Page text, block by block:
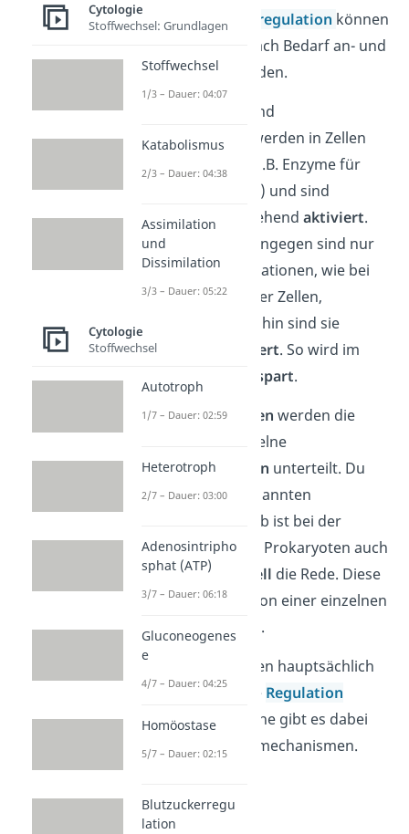
Innerhalb der Genregulation können
gewisse Gene je nach Bedarf an- und
ausgeschaltet werden.
Manche Enzyme und
Strukturproteine werden in Zellen
ständig benötigt (z.B. Enzyme für
den Glucoseabbau) und sind
deswegen durchgehendaktiviert.
Andere Proteine hingegen sind nur
in besonderen Situationen, wie bei
der Vermehrung der Zellen,
erforderlich. Bis dahin sind sie
temporär
deaktiviert. So wird im
gespart.
Bei denProkaryoten werden die
Gene dafür in einzelne
Funktionseinheiten unterteilt. Du
sprichst von sogenannten
„Operons”. Deshalb ist bei der
Genregulation von Prokaryoten auch
vomOperon-Modell die Rede. Diese
Operons werden von einer einzelnen
Region kontrolliert.
Eukaryoten
besitzen hauptsächlich
Einzelgene. Für die Regulation
mehrerer Einzelgene gibt es dabei
passende Kontrollmechanismen.
Ribosomen
Cytologie
Stoffwechsel: Grundlagen
Stoffwechsel
1/3 – Dauer: 04:07
Katabolismus
2/3 – Dauer: 04:38
Assimilation
und
Dissimilation
3/3 – Dauer: 05:22
Cytologie
Stoffwechsel
Autotroph
1/7 – Dauer: 02:59
Heterotroph
2/7 – Dauer: 03:00
Adenosintripho
sphat (ATP)
3/7 – Dauer: 06:18
Gluconeogenes
e
4/7 – Dauer: 04:25
Homöostase
5/7 – Dauer: 02:15
Blutzuckerregu
lation